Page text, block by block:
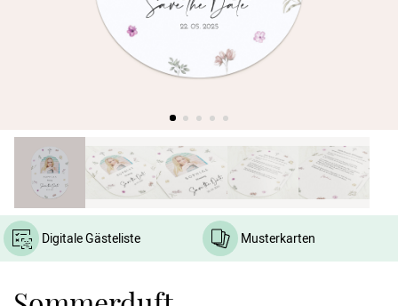
Digitale Gästeliste Musterkarten